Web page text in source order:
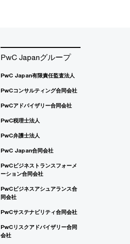
PwC Japanグループ
PwC Japan有限責任監査法人
PwCコンサルティング合同会社
PwCアドバイザリー合同会社
PwC税理士法人
PwC弁護士法人
PwC Japan合同会社
PwCビジネストランスフォーメ
ーション合同会社
PwCビジネスアシュアランス合
同会社
PwCサステナビリティ合同会社
PwCリスクアドバイザリー合同
会社